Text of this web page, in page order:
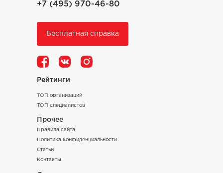
+7 (495) 970-46-80
Бесплатная справка
Рейтинги
ТОП организаций
ТОП специалистов
Прочее
Правила сайта
Политика конфиденциальности
Статьи
Контакты